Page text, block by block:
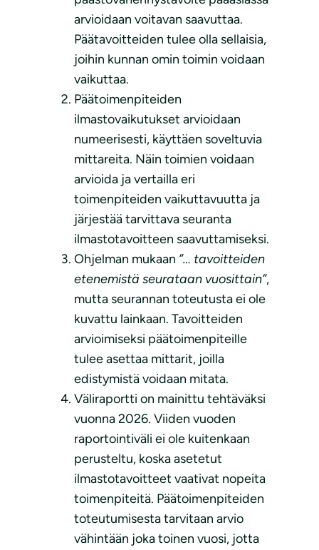
arvioidaan voitavan saavuttaa.
Päätavoitteiden tulee olla sellaisia,
joihin kunnan omin toimin voidaan
vaikuttaa.
Päätoimenpiteiden
ilmastovaikutukset arvioidaan
numeerisesti, käyttäen soveltuvia
mittareita. Näin toimien voidaan
arvioida ja vertailla eri
toimenpiteiden vaikuttavuutta ja
järjestää tarvittava seuranta
ilmastotavoitteen saavuttamiseksi.
Ohjelman mukaan ”… tavoitteiden
etenemistä seurataan vuosittain”,
mutta seurannan toteutusta ei ole
kuvattu lainkaan. Tavoitteiden
arvioimiseksi päätoimenpiteille
tulee asettaa mittarit, joilla
edistymistä voidaan mitata.
Väliraportti on mainittu tehtäväksi
vuonna 2026. Viiden vuoden
raportointiväli ei ole kuitenkaan
perusteltu, koska asetetut
ilmastotavoitteet vaativat nopeita
toimenpiteitä. Päätoimenpiteiden
toteutumisesta tarvitaan arvio
vähintään joka toinen vuosi, jotta